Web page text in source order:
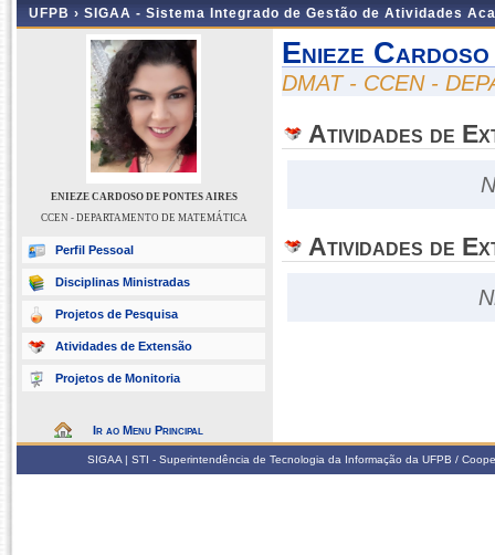
UFPB › SIGAA - Sistema Integrado de Gestão de Atividades
ENIEZE CARDOSO DE PONTES AIRES
CCEN - DEPARTAMENTO DE MATEMÁTICA
Perfil Pessoal
Disciplinas Ministradas
Projetos de Pesquisa
Atividades de Extensão
Projetos de Monitoria
Ir ao Menu Principal
Enieze
DMAT - CCEN -
Atividades de
Atividades de
SIGAA | STI - Superintendência de Tecnologia da Informação da UFPB /